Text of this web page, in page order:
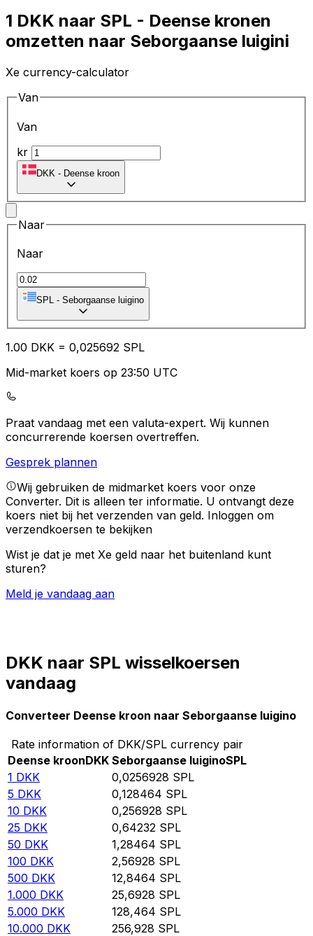
1 DKK naar SPL - Deense kronen
omzetten naar Seborgaanse luigini
Xe currency-calculator
Van
Van
kr
DKK - Deense kroon
Naar
Naar
SPL - Seborgaanse luigino
1.00 DKK = 0,025692 SPL
Mid-market koers op 23:50 UTC
Praat vandaag met een valuta-expert. Wij kunnen
concurrerende koersen overtreffen.
Gesprek plannen
Wij gebruiken de midmarket koers voor onze
Converter. Dit is alleen ter informatie. U ontvangt deze
koers niet bij het verzenden van geld. Inloggen om
verzendkoersen te bekijken
Wist je dat je met Xe geld naar het buitenland kunt
sturen?
Meld je vandaag aan
DKK naar SPL wisselkoersen
vandaag
Converteer Deense kroon naar Seborgaanse luigino
Rate information of DKK/SPL currency pair
Deense kroonDKK Seborgaanse luiginoSPL
1 DKK 0,0256928 SPL
5 DKK 0,128464 SPL
10 DKK 0,256928 SPL
25 DKK 0,64232 SPL
50 DKK 1,28464 SPL
100 DKK 2,56928 SPL
500 DKK 12,8464 SPL
1.000 DKK 25,6928 SPL
5.000 DKK 128,464 SPL
10.000 DKK 256,928 SPL